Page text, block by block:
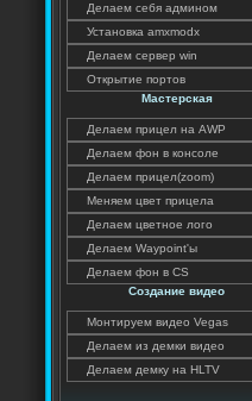
Делаем себя админом
Установка amxmodx
Делаем сервер win
Открытие портов
Мастерская
Делаем прицел на AWP
Делаем фон в консоле
Делаем прицел(zoom)
Меняем цвет прицела
Делаем цветное лого
Делаем Waypoint'ы
Делаем фон в CS
Создание видео
Монтируем видео Vegas
Делаем из демки видео
Делаем демку на HLTV